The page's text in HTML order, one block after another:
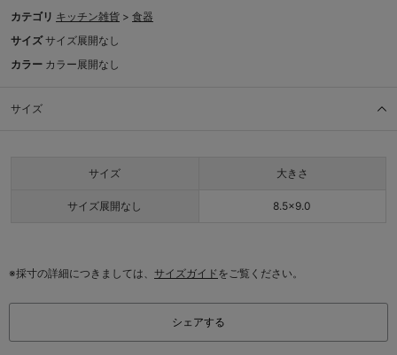
カテゴリ キッチン雑貨 > 食器
サイズ サイズ展開なし
カラー カラー展開なし
サイズ
サイズ 大きさ
サイズ展開なし 8.5×9.0
※採寸の詳細につきましては、 サイズガイドをご覧ください。
シェアする